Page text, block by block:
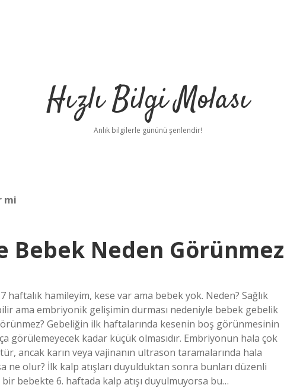
Hızlı Bilgi Molası
Anlık bilgilerle gününü şenlendir!
mi
Bebek Neden Görünmez
hamileyim, kese var ama bebek yok. Neden? Sağlık
ama embriyonik gelişimin durması nedeniyle bebek gebelik
Gebeliğin ilk haftalarında kesenin boş görünmesinin
görülemeyecek kadar küçük olmasıdır. Embriyonun hala çok
ancak karın veya vajinanın ultrason taramalarında hala
ne olur? İlk kalp atışları duyulduktan sonra bunları düzenli
bebekte 6. haftada kalp atışı duyulmuyorsa bu…